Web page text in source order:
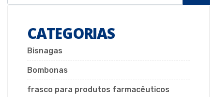
CATEGORIAS
Bisnagas
Bombonas
frasco para produtos farmacêuticos